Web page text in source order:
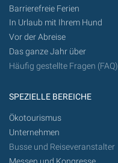
Barrierefreie Ferien
In Urlaub mit Ihrem Hund
Vor der Abreise
Das ganze Jahr über
Häufig gestellte Fragen (FAQ)
SPEZIELLE BEREICHE
Ökotourismus
Unternehmen
Busse und Reiseveranstalter